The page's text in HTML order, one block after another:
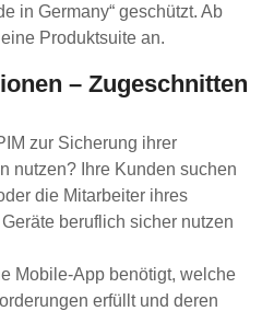
in Germany“ geschützt. Ab
Produktsuite an.
– Zugeschnitten
zur Sicherung ihrer
nutzen? Ihre Kunden suchen
die Mitarbeiter ihres
beruflich sicher nutzen
Mobile-App benötigt, welche
erfüllt und deren